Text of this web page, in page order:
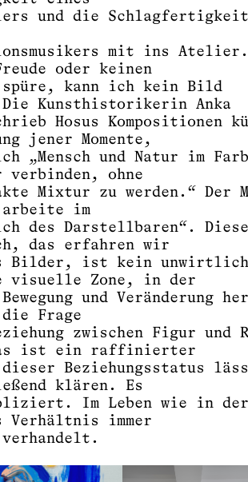
und die
mit ins Atelier.
oder keinen
spüre, kann ich kein Bild
Die Kunsthistorikerin Anka
Hosus Kompositionen
jener Momente,
„Mensch und Natur im
verbinden, ohne
Mixtur zu werden.“ Der
im
des Darstellbaren“.
das erfahren wir
Bilder, ist kein
visuelle Zone, in der
und Veränderung
Frage
zwischen Figur und
ist ein raffinierter
dieser Beziehungsstatus
klären. Es
Im Leben wie in der
Verhältnis immer